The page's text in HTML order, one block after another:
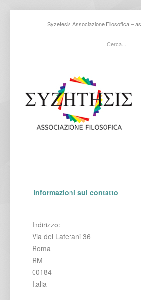
Syzetesis Associazione Filosofica –
Informazioni sul contatto
Indirizzo:
Via dei Laterani 36
Roma
RM
00184
Italia